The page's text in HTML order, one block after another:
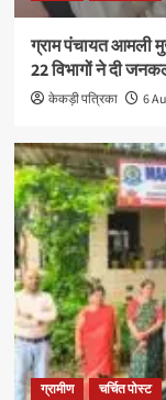
ग्राम पंचायत आमली
22 विभागों ने दी
केकड़ी पत्रिका 6
ग्रामीण चर्चित पोस्ट